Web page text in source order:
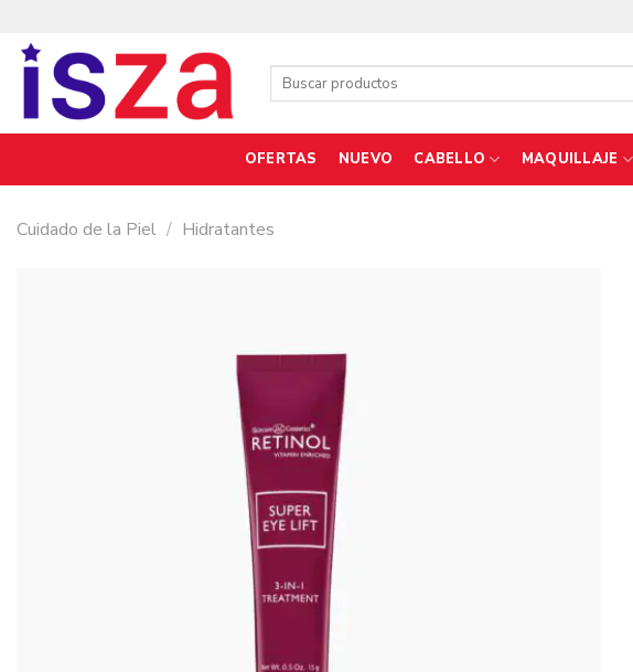
contenido
Buscar
OFERTAS NUEVO CABELLO MAQUILLAJE
Cuidado de la Piel / Hidratantes